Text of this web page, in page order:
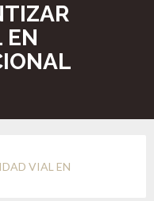
EN
VIAL EN